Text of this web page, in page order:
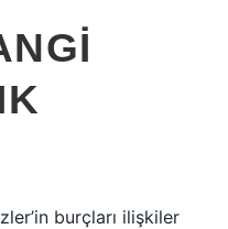
burçları ilişkiler